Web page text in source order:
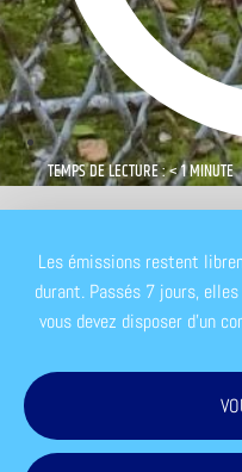
TEMPS DE LECTURE : < 1 MINUTE
Les émissions restent
durant. Passés 7 jours,
vous devez disposer d'un